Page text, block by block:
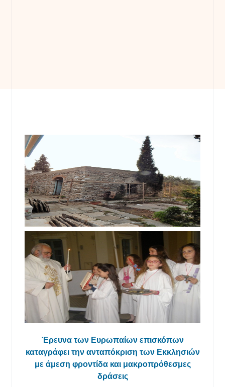
Έρευνα των Ευρωπαίων επισκόπων
καταγράφει την ανταπόκριση των Εκκλησιών
με άμεση φροντίδα και μακροπρόθεσμες
δράσεις